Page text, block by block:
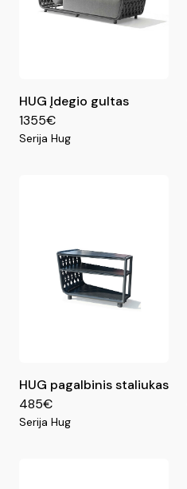
HUG Įdegio gultas
1355€
Serija Hug
HUG pagalbinis staliukas
485€
Serija Hug